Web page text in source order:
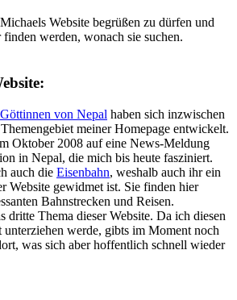
Website begrüßen zu dürfen und
finden werden, wonach sie suchen.
von Nepal haben sich inzwischen
meiner Homepage entwickelt.
Oktober 2008 auf eine News-Meldung
in Nepal, die mich bis heute fasziniert.
auch die Eisenbahn, weshalb auch ihr ein
Website gewidmet ist. Sie finden hier
Bahnstrecken und Reisen.
dritte Thema dieser Website. Da ich diesen
unterziehen werde, gibts im Moment noch
was sich aber hoffentlich schnell wieder